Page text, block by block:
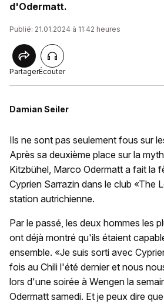
d'Odermatt.
Publié: 21.01.2024 à 11:42 heures
PartagerÉcouter
Damian Seiler
Ils ne sont pas seulement fous sur
Après sa deuxième place sur la
Kitzbühel, Marco Odermatt a fait la
Cyprien Sarrazin dans le club «The
station autrichienne.
Par le passé, les deux hommes les
ont déjà montré qu'ils étaient
ensemble. «Je suis sorti avec
fois au Chili l'été dernier et nous
lors d'une soirée à Wengen la
Odermatt samedi. Et je peux dire